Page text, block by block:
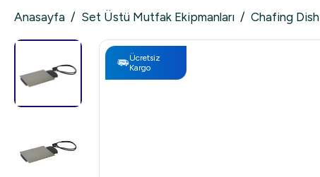
Anasayfa / Set Üstü Mutfak Ekipmanları / Chafing Dish
Ücretsiz
Kargo